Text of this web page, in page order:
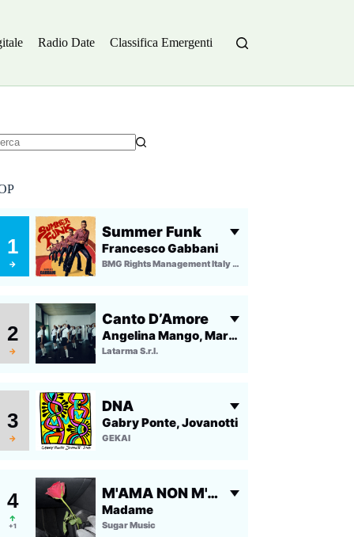
Radio Date Classifica Emergenti